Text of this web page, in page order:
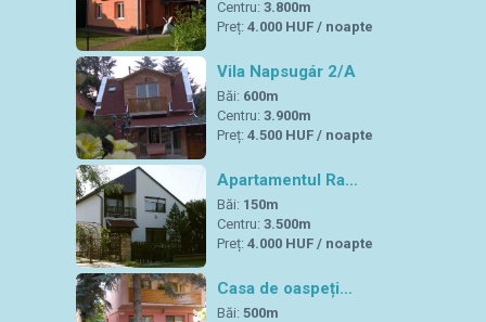
Centru: 3.800m
Preț: 4.000 HUF / noapte
Vila Napsugár 2/A
Băi: 600m
Centru: 3.900m
Preț: 4.500 HUF / noapte
Apartamentul Ra…
Băi: 150m
Centru: 3.500m
Preț: 4.000 HUF / noapte
Casa de oaspeți…
Băi: 500m